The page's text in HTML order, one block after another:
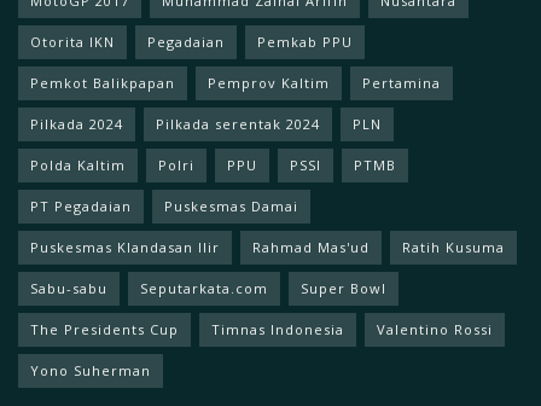
Otorita IKN Pegadaian Pemkab PPU
Pemkot Balikpapan Pemprov Kaltim Pertamina
Pilkada 2024 Pilkada serentak 2024 PLN
Polda Kaltim Polri PPU PSSI PTMB
PT Pegadaian Puskesmas Damai
Puskesmas Klandasan Ilir Rahmad Mas'ud Ratih Kusuma
Sabu-sabu Seputarkata.com Super Bowl
The Presidents Cup Timnas Indonesia Valentino Rossi
Yono Suherman